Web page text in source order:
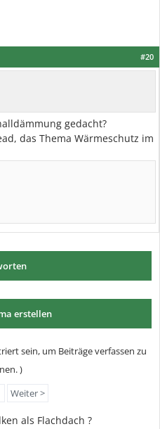
#20
gedacht?
das Thema Wärmeschutz im
erstellen
sein, um Beiträge verfassen zu
)
Weiter >
als Flachdach ?